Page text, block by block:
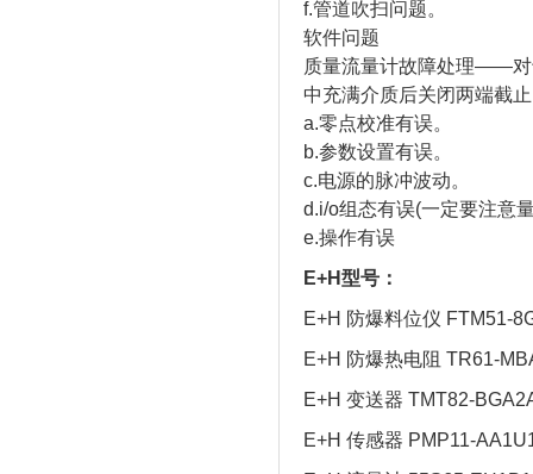
f.管道吹扫问题。
软件问题
质量流量计故障处理——对
中充满介质后关闭两端截
a.零点校准有误。
b.参数设置有误。
c.电源的脉冲波动。
d.i/o组态有误(一定要注意
e.操作有误
E+H型号：
E+H 防爆料位仪 FTM51-
E+H 防爆热电阻 TR61-
E+H 变送器 TMT82-
E+H 传感器 PMP11-